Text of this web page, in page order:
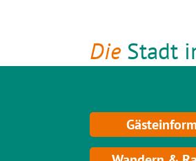
Die Stadt